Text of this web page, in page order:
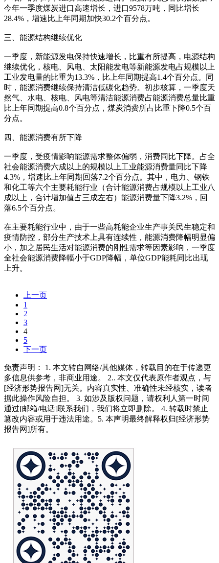
今年一季度煤炭进口高速增长，进口9578万吨，同比增长
28.4%，增速比上年同期加快30.2个百分点。
三、能源结构继续优化
一季度，新能源发电保持快速增长，比重有所提高，电源结构
继续优化，核电、风电、太阳能发电等新能源发电占规模以上
工业发电量的比重为13.3%，比上年同期提高1.4个百分点。同
时，能源消费继续保持清洁低碳化趋势。初步核算，一季度天
然气、水电、核电、风电等清洁能源消费占能源消费总量比重
比上年同期提高0.8个百分点，煤炭消费所占比重下降0.5个百
分点。
四、能源消费有所下降
一季度，受疫情影响能源需求整体偏弱，消费同比下降。占全
社会能源消费六成以上的规模以上工业能源消费量同比下降
4.3%，增速比上年同期回落7.2个百分点。其中，电力、钢铁
和化工等六个主要耗能行业（合计能源消费占规模以上工业八
成以上，合计增加值占三成左右）能源消费量下降3.2%，回
落6.5个百分点。
在主要耗能行业中，由于一些高耗能企业生产事关民生稳定和
疫情防控，部分生产技术上具有连续性，能源消费降幅明显偏
小，加之居民生活对能源消费的刚性需求等因素影响，一季度
全社会能源消费降幅小于GDP降幅，单位GDP能耗同比出现
上升。
上一页
1
2
3
4
5
下一页
免责声明： 1. 本文转自网络/其他媒体，转载目的在于传递更
多信息供参考，非商业用途。 2.. 本文仅代表原作者观点，与
[经济形势报告网]无关。内容真实性、准确性未经核实，读者
据此操作风险自担。 3. 如涉及版权问题，请权利人第一时间
通过[邮箱/电话]联系我们，我们将立即删除。 4. 转载时禁止
篡改内容或用于违法用途。5. 本声明最终解释权归[经济形势
报告网]所有。